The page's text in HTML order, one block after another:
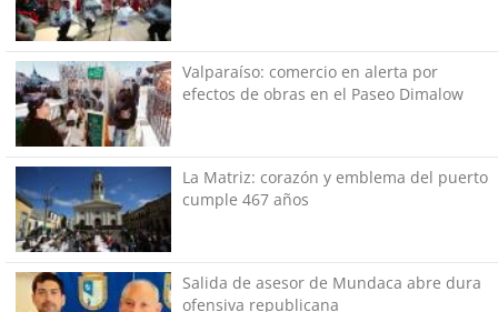
Valparaíso: comercio en alerta por
efectos de obras en el Paseo Dimalow
La Matriz: corazón y emblema del puerto
cumple 467 años
Salida de asesor de Mundaca abre dura
ofensiva republicana